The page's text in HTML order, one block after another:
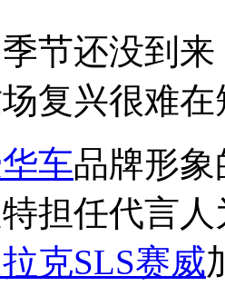
还没到来
复兴很难
车品牌形象
担任代言
克SLS赛威